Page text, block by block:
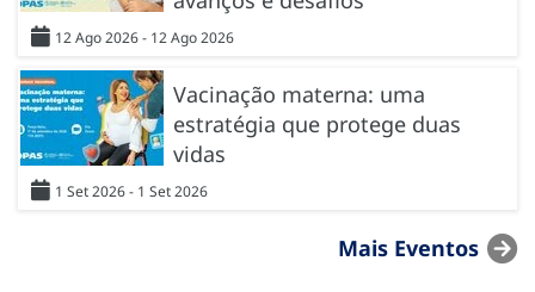
12 Ago 2026 - 12 Ago 2026
Vacinação materna: uma
estratégia que protege duas
vidas
1 Set 2026 - 1 Set 2026
Mais Eventos